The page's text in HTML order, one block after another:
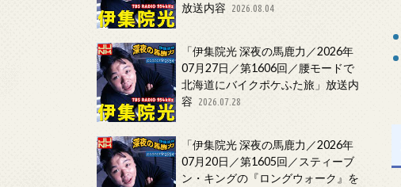
放送内容
2026.08.04
「伊集院光 深夜の馬鹿力／2026年
07月27日／第1606回／腰モードで
北海道にバイクポケふた旅」放送内
容
2026.07.28
「伊集院光 深夜の馬鹿力／2026年
07月20日／第1605回／スティーブ
ン・キングの『ロングウォーク』を